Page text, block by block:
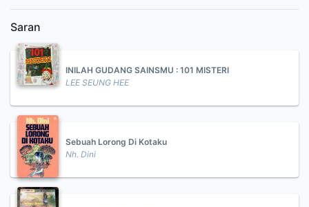
Saran
INILAH GUDANG SAINSMU : 101 MISTERI
LEE SEUNG HEE
Sebuah Lorong Di Kotaku
Nh. Dini